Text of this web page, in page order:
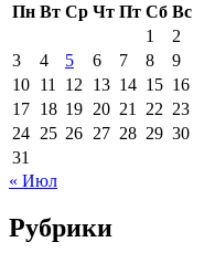
Пн Вт Ср Чт Пт Сб Вс
1
2
3
4 5 6 7 8
9
10 11 12 13 14 15 16
17 18 19 20 21 22 23
24 25 26 27 28 29 30
31
« Июл
Рубрики